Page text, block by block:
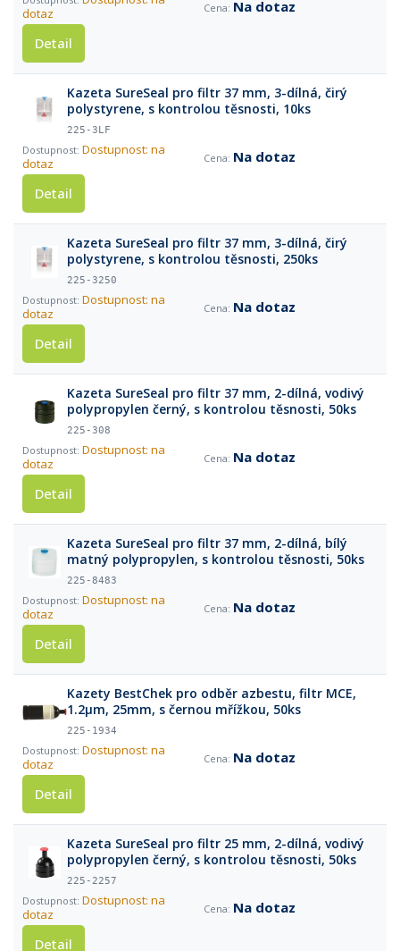
dotaz
Na dotaz
Detail
Kazeta SureSeal pro filtr 37 mm, 3-dílná, čirý
polystyrene, s kontrolou těsnosti, 10ks
225-3LF
Dostupnost: na
dotaz
Na dotaz
Detail
Kazeta SureSeal pro filtr 37 mm, 3-dílná, čirý
polystyrene, s kontrolou těsnosti, 250ks
225-3250
Dostupnost: na
dotaz
Na dotaz
Detail
Kazeta SureSeal pro filtr 37 mm, 2-dílná, vodivý
polypropylen černý, s kontrolou těsnosti, 50ks
225-308
Dostupnost: na
dotaz
Na dotaz
Detail
Kazeta SureSeal pro filtr 37 mm, 2-dílná, bílý
matný polypropylen, s kontrolou těsnosti, 50ks
225-8483
Dostupnost: na
dotaz
Na dotaz
Detail
Kazety BestChek pro odběr azbestu, filtr MCE,
1.2µm, 25mm, s černou mřížkou, 50ks
225-1934
Dostupnost: na
dotaz
Na dotaz
Detail
Kazeta SureSeal pro filtr 25 mm, 2-dílná, vodivý
polypropylen černý, s kontrolou těsnosti, 50ks
225-2257
Dostupnost: na
dotaz
Na dotaz
Detail